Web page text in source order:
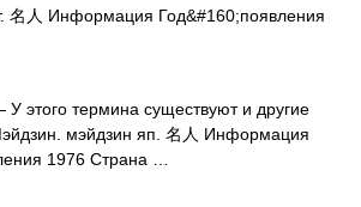
名人 Информация Год&#160;появления
У этого термина существуют и другие
мэйдзин яп. 名人 Информация
1976 Страна …